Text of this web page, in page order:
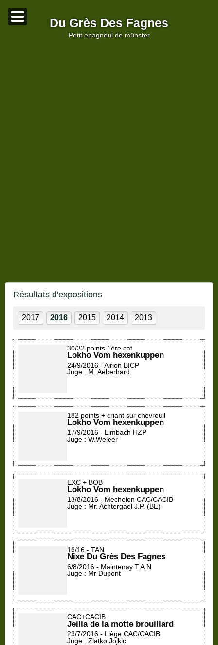
Du Grès Des Fagnes
petit epagneul de münster
Résultats d'expositions
2017 2016 2015 2014 2013
30/32 points 1ère cat
Lokho Vom hexenkuppen
24/9/2016 - Airion BICP
Juge : M. Aeberhard
182 points + criant sur chevreuil
Lokho Vom hexenkuppen
17/9/2016 - Limbach HZP
Juge : W.Weleer
EXC + BOB
Lokho Vom hexenkuppen
13/8/2016 - Mechelen CAC/CACIB
Juge : Mr. Achtergael J.P. (BE)
16/16 - TAN
Nixe Du Grès Des Fagnes
6/8/2016 - Maintenay T.A.N
Juge : Mr Dupont
CAC+CACIB
Jeilia de la motte brouillard
23/7/2016 - Liège CAC/CACIB
Juge : Zlatko Jojkic